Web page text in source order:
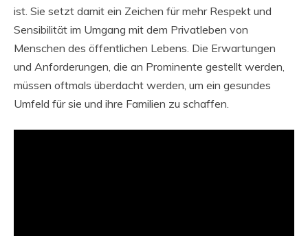
ist. Sie setzt damit ein Zeichen für mehr Respekt und
Sensibilität im Umgang mit dem Privatleben von
Menschen des öffentlichen Lebens. Die Erwartungen
und Anforderungen, die an Prominente gestellt werden,
müssen oftmals überdacht werden, um ein gesundes
Umfeld für sie und ihre Familien zu schaffen.